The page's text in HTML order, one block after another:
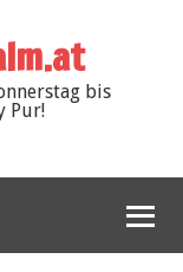
bis
Pur!